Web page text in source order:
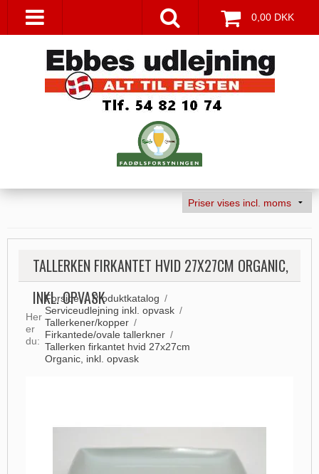
0,00 DKK
TALLERKEN FIRKANTET HVID 27X27CM ORGANIC,
INKL. OPVASK
Her
er
du:
Forside / Produktkatalog /
Serviceudlejning inkl. opvask /
Tallerkener/kopper /
Firkantede/ovale tallerkner /
Tallerken firkantet hvid 27x27cm
Organic, inkl. opvask